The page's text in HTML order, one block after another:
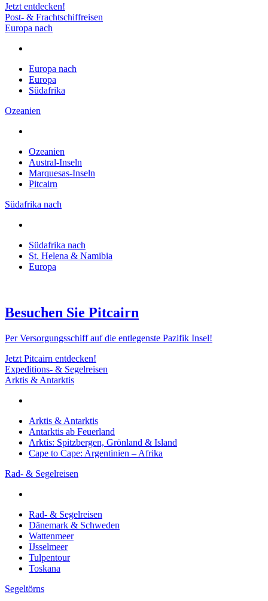
Jetzt entdecken!
Post- & Frachtschiffreisen
Europa nach
Europa nach
Europa
Südafrika
Ozeanien
Ozeanien
Austral-Inseln
Marquesas-Inseln
Pitcairn
Südafrika nach
Südafrika nach
St. Helena & Namibia
Europa
Besuchen Sie Pitcairn
Per Versorgungsschiff auf die entlegenste Pazifik Insel!
Jetzt Pitcairn entdecken!
Expeditions- & Segelreisen
Arktis & Antarktis
Arktis & Antarktis
Antarktis ab Feuerland
Arktis: Spitzbergen, Grönland & Island
Cape to Cape: Argentinien – Afrika
Rad- & Segelreisen
Rad- & Segelreisen
Dänemark & Schweden
Wattenmeer
IJsselmeer
Tulpentour
Toskana
Segeltörns